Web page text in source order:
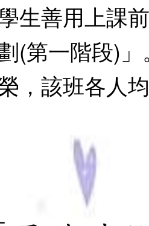
生善用上課
(第一階段)
，該班各人